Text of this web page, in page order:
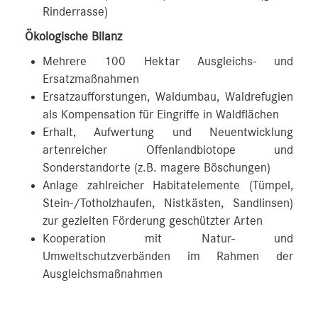
Rinderrasse)
Ökologische Bilanz
Mehrere 100 Hektar Ausgleichs- und
Ersatzmaßnahmen
Ersatzaufforstungen, Waldumbau, Waldrefugien
als Kompensation für Eingriffe in Waldflächen
Erhalt, Aufwertung und Neuentwicklung
artenreicher Offenlandbiotope und
Sonderstandorte (z.B. magere Böschungen)
Anlage zahlreicher Habitatelemente (Tümpel,
Stein-/Totholzhaufen, Nistkästen, Sandlinsen)
zur gezielten Förderung geschützter Arten
Kooperation mit Natur- und
Umweltschutzverbänden im Rahmen der
Ausgleichsmaßnahmen